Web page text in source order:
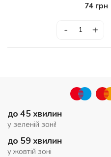
74грн
- +
до 45 хвилин
у зеленій зоні!
до 59 хвилин
у жовтій зоні